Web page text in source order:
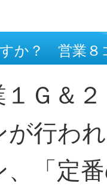
すか？ 営業
１Ｇ＆
が行わ
、「定